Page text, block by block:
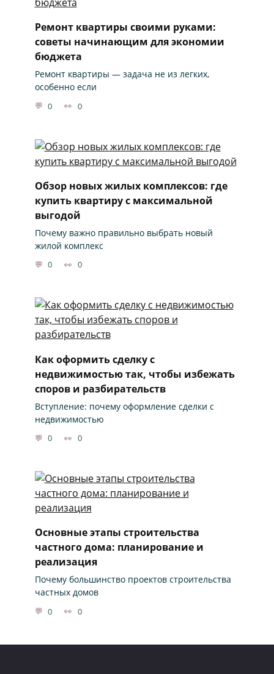
Ремонт квартиры своими руками:
советы начинающим для экономии
бюджета
Ремонт квартиры — задача не из легких,
особенно если
0 0
Обзор новых жилых комплексов: где
купить квартиру с максимальной
выгодой
Почему важно правильно выбрать новый
жилой комплекс
0 0
Как оформить сделку с
недвижимостью так, чтобы избежать
споров и разбирательств
Вступление: почему оформление сделки с
недвижимостью
0 0
Основные этапы строительства
частного дома: планирование и
реализация
Почему большинство проектов строительства
частных домов
0 0